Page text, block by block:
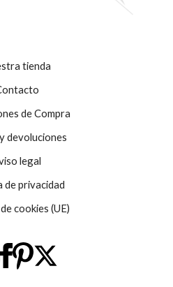
tienda
de Compra
devoluciones
legal
de privacidad
cookies (UE)